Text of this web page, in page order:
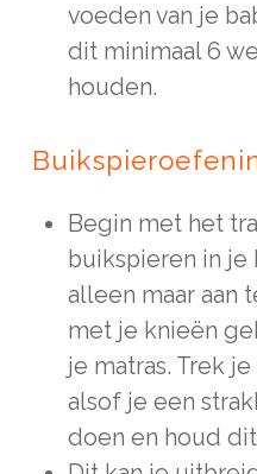
voeden van je
dit minimaal 6
houden.
Begin met het
buikspieren in
alleen maar aan
met je knieën
je matras. Trek
alsof je een
doen en houd